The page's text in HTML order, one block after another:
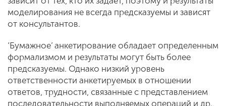
моделирования не всегда предсказуемы и зависят
от консультантов.
‘Бумажное’ анкетирование обладает определенным
формализмом и результаты могут быть более
предсказуемы. Однако низкий уровень
ответственности анкетируемых в отношении
ответов, трудности, связанные с представлением
последовательности выполняемых операций и др.,